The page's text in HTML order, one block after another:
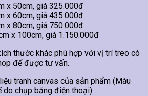
x 50cm, giá 325.000đ
x 60cm, giá 435.000đ
x 80cm, giá 750.000đ
x 100cm, giá 1.150.000đ
thước khác phù hợp với vị trí treo có
để được tư vấn.
tranh canvas của sản phẩm (Màu
do chụp bằng điện thoại).